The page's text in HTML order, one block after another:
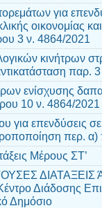
για
οικονομίας
3 ν. 4864/2021
κινήτρων
παρ.
ενίσχυσης
10 ν. 4864/2021
επενδύσεις σε
περ.
Μέρους ΣΤ’
ΔΙΑΤΑΞΕΙΣ
Διάδοσης
Δημόσιο